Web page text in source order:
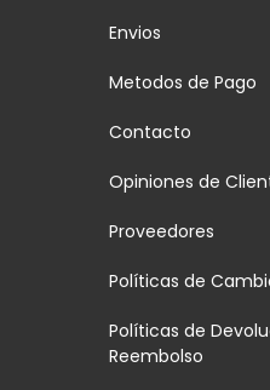
Envios
Metodos de Pago
Contacto
Opiniones de
Proveedores
Políticas de
Políticas de
Reembolso